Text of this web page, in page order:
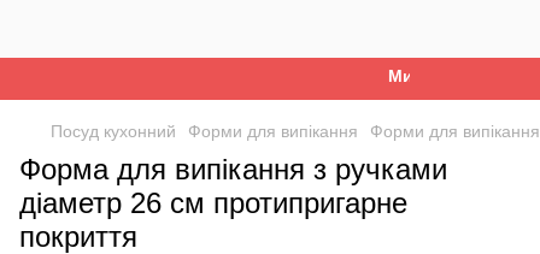
Ми працюємо. Все
Посуд кухонний Форми для випікання Форми для
Форма для випікання з ручками
діаметр 26 см протипригарне
покриття